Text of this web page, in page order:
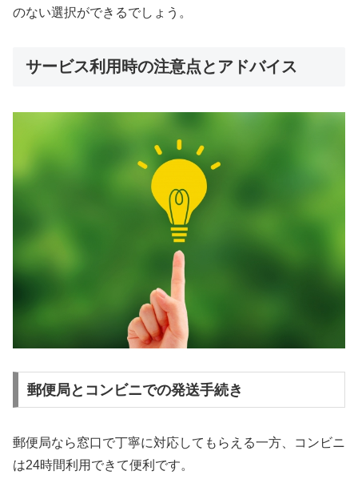
のない選択ができるでしょう。
サービス利用時の注意点とアドバイス
郵便局とコンビニでの発送手続き
郵便局なら窓口で丁寧に対応してもらえる一方、コンビニ
は24時間利用できて便利です。